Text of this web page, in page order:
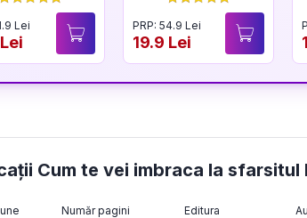
Lei PRP: 54.9 Lei
19.9 Lei
Cum te vei imbraca la sfarsitul
Număr pagini Editura